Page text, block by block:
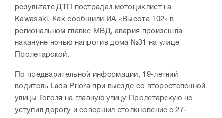
результате ДТП пострадал мотоциклист на
Kawasaki. Как сообщили ИА «Высота 102» в
региональном главке МВД, авария произошла
накануне ночью напротив дома №31 на улице
Пролетарской.
По предварительной информации, 19-летний
водитель Lada Priora при выезде со второстепенной
улицы Гоголя на главную улицу Пролетарскую не
уступил дорогу и совершил столкновение с 27-